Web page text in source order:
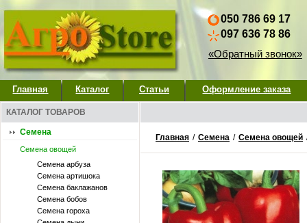
050 786 69 17
097 636 78 86
«Обратный звонок»
Главная Каталог Статьи Оформление заказа
КАТАЛОГ ТОВАРОВ
Семена
Семена овощей
Семена арбуза
Семена артишока
Семена баклажанов
Семена бобов
Семена гороха
Главная / Семена / Семена овощей